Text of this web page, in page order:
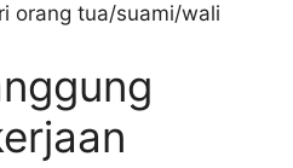
orang tua/suami/wali